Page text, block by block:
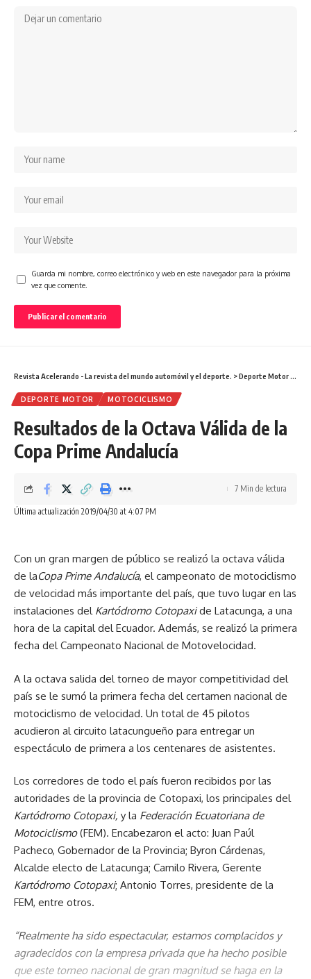
Guarda mi nombre, correo electrónico y web en este navegador para la próxima
vez que comente.
Revista Acelerando - La revista del mundo automóvil y el deporte. >Deporte Motor
DEPORTE MOTOR MOTOCICLISMO
Resultados de la Octava Válida de la
Copa Prime Andalucía
Última actualización 2019/04/30 at 4:07 PM
7 Min de lectura
Con un gran margen de público se realizó la octava válida
de laCopa Prime Andalucía, el campeonato de motociclismo
de velocidad más importante del país, que tuvo lugar en las
instalaciones del Kartódromo Cotopaxide Latacunga, a una
hora de la capital del Ecuador. Además, se realizó la primera
fecha del Campeonato Nacional de Motovelocidad.
A la octava salida del torneo de mayor competitividad del
país se le sumó la primera fecha del certamen nacional de
motociclismo de velocidad. Un total de 45 pilotos
acudieron al circuito latacungueño para entregar un
espectáculo de primera a los centenares de asistentes.
Los corredores de todo el país fueron recibidos por las
autoridades de la provincia de Cotopaxi, los principales del
Kartódromo Cotopaxi, y la Federación Ecuatoriana de
Motociclismo(FEM). Encabezaron el acto: Juan Paúl
Pacheco, Gobernador de la Provincia; Byron Cárdenas,
Alcalde electo de Latacunga; Camilo Rivera, Gerente
Kartódromo Cotopaxi; Antonio Torres, presidente de la
FEM, entre otros.
“Realmente ha sido espectacular, estamos complacidos y
agradecidos con la empresa privada que ha hecho posible
que este torneo nacional de gran magnitud se haga en la